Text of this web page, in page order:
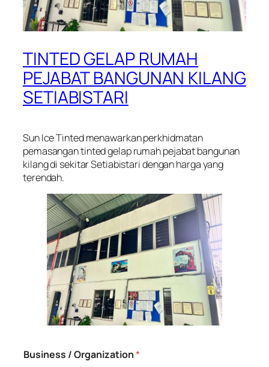
TINTED GELAP RUMAH
PEJABAT BANGUNAN KILANG
SETIABISTARI
Sun Ice Tinted menawarkan perkhidmatan
pemasangan tinted gelap rumah pejabat bangunan
kilang di sekitar Setiabistari dengan harga yang
terendah.
Business / Organization*